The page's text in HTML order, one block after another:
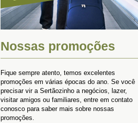
Nossas promoções
Fique sempre atento, temos excelentes
promoções em várias épocas do ano. Se você
precisar vir a Sertãozinho a negócios, lazer,
visitar amigos ou familiares, entre em contato
conosco para saber mais sobre nossas
promoções.